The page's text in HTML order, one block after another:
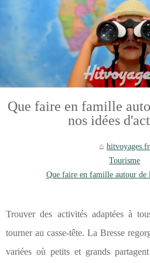
Que faire en famille
nos idées
hitvoyages.fr
Tourisme
Que faire en famille autour de
Trouver des activités adaptées à
tourner au casse-tête. La Bresse
variées où petits et grands